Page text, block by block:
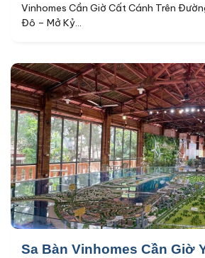
Vinhomes Cần Giờ Cất Cánh Trên
Đô – Mở Kỷ...
Sa Bàn Vinhomes Cần Giờ